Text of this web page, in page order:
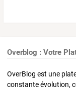
Overblog : Votre
OverBlog est une
constante évolution,